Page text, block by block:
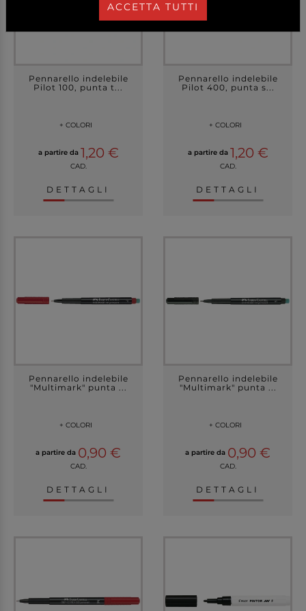
Pennarello indelebile
Pilot 100, punta t...
+ COLORI
a partire da 1,20 €
CAD.
DETTAGLI
Pennarello indelebile
Pilot 400, punta s...
+ COLORI
a partire da 1,20 €
CAD.
DETTAGLI
Pennarello indelebile
"Multimark" punta ...
+ COLORI
a partire da 0,90 €
CAD.
DETTAGLI
Pennarello indelebile
"Multimark" punta ...
+ COLORI
a partire da 0,90 €
CAD.
DETTAGLI
ACCETTA TUTTI